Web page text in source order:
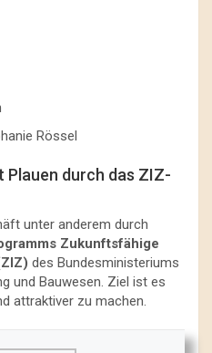
Rössel
durch das ZIZ-
unter anderem durch
Zukunftsfähige
des Bundesministeriums
und Bauwesen. Ziel ist es
attraktiver zu machen.